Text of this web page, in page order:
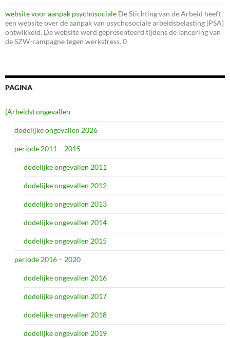
website voor aanpak psychosociale De Stichting van de Arbeid heeft
een website over de aanpak van psychosociale arbeidsbelasting (PSA)
ontwikkeld. De website werd gepresenteerd tijdens de lancering van
de SZW-campagne tegen werkstress. 0
PAGINA
(Arbeids) ongevallen
dodelijke ongevallen 2026
periode 2011 – 2015
dodelijke ongevallen 2011
dodelijke ongevallen 2012
dodelijke ongevallen 2013
dodelijke ongevallen 2014
dodelijke ongevallen 2015
periode 2016 – 2020
dodelijke ongevallen 2016
dodelijke ongevallen 2017
dodelijke ongevallen 2018
dodelijke ongevallen 2019